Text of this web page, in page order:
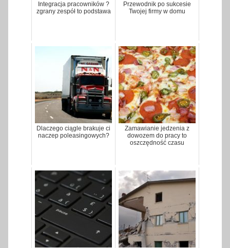
Integracja pracowników ?
zgrany zespół to podstawa
Przewodnik po sukcesie
Twojej firmy w domu
Dlaczego ciągle brakuje ci
naczep poleasingowych?
Zamawianie jedzenia z
dowozem do pracy to
oszczędność czasu